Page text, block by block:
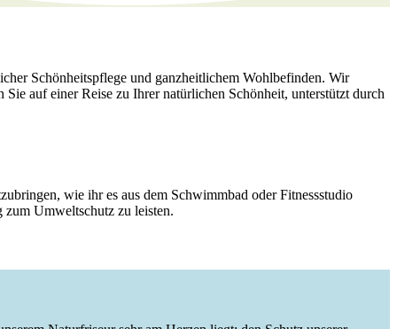
Schönheitspflege und ganzheitlichem Wohlbefinden. Wir
auf einer Reise zu Ihrer natürlichen Schönheit, unterstützt durch
wie ihr es aus dem Schwimmbad oder Fitnessstudio
zum Umweltschutz zu leisten.